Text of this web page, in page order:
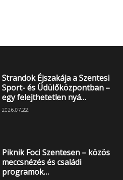
Strandok Éjszakája a Szentesi
Sport- és Üdülőközpontban –
egy felejthetetlen nyá…
2026.07.22.
Piknik Foci Szentesen – közös
meccsnézés és családi
programok…